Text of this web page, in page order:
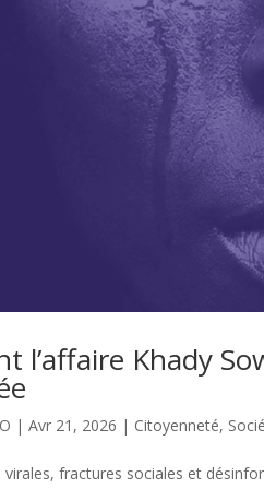
l’affaire Khady
|Avr 21, 2026 | Citoyenneté,
fractures sociales et